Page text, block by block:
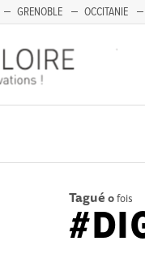
GRENOBLE OCCITANIE
Tagué 0fois